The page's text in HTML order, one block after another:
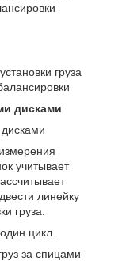
груза
дисками
учитывает
линейку
груза.
цикл.
за спицами